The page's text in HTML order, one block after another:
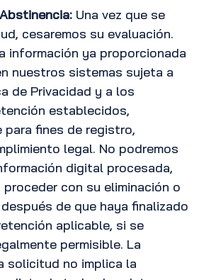
Una vez que se
cesaremos su evaluación.
información ya proporcionada
nuestros sistemas sujeta a
de Privacidad y a los
establecidos,
para fines de registro,
legal. No podremos
digital procesada,
con su eliminación o
de que haya finalizado
aplicable, si se
permisible. La
solicitud no implica la